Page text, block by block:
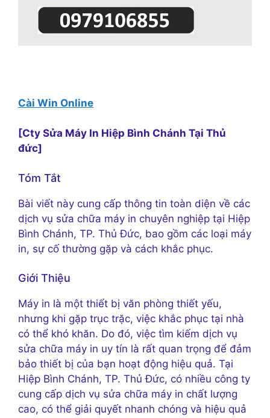
Cài Win Online
[Cty Sửa Máy In Hiệp Bình Chánh Tại Thủ
đức]
Tóm Tắt
Bài viết này cung cấp thông tin toàn diện về các
dịch vụ sửa chữa máy in chuyên nghiệp tại Hiệp
Bình Chánh, TP. Thủ Đức, bao gồm các loại máy
in, sự cố thường gặp và cách khắc phục.
Giới Thiệu
Máy in là một thiết bị văn phòng thiết yếu,
nhưng khi gặp trục trặc, việc khắc phục tại nhà
có thể khó khăn. Do đó, việc tìm kiếm dịch vụ
sửa chữa máy in uy tín là rất quan trọng để đảm
bảo thiết bị của bạn hoạt động hiệu quả. Tại
Hiệp Bình Chánh, TP. Thủ Đức, có nhiều công ty
cung cấp dịch vụ sửa chữa máy in chất lượng
cao, có thể giải quyết nhanh chóng và hiệu quả